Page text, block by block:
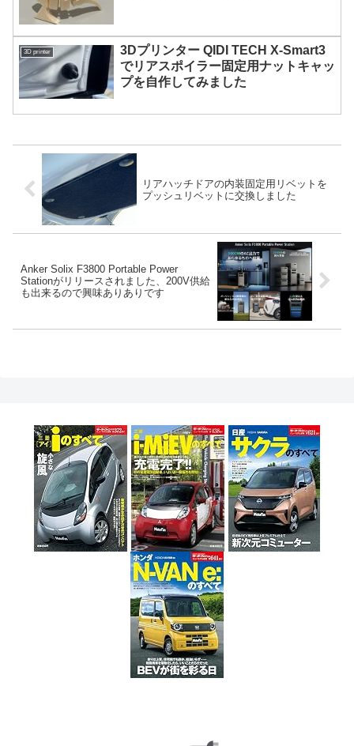
3D printer
3Dプリンター QIDI TECH X-Smart3
でリアスポイラー固定用ナットキャッ
プを自作してみました
リアハッチドアの内装固定用リベットを
プッシュリベットに交換しました
Anker Solix F3800 Portable Power
Stationがリリースされました、200V供給
も出来るので興味ありありです